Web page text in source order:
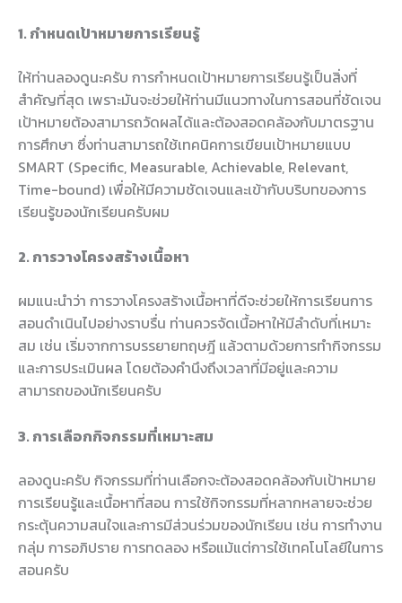
1. กำหนดเป้าหมายการเรียนรู้
ให้ท่านลองดูนะครับ การกำหนดเป้าหมายการเรียนรู้เป็นสิ่งที่
สำคัญที่สุด เพราะมันจะช่วยให้ท่านมีแนวทางในการสอนที่ชัดเจน
เป้าหมายต้องสามารถวัดผลได้และต้องสอดคล้องกับมาตรฐาน
การศึกษา ซึ่งท่านสามารถใช้เทคนิคการเขียนเป้าหมายแบบ
SMART (Specific, Measurable, Achievable, Relevant,
Time-bound) เพื่อให้มีความชัดเจนและเข้ากับบริบทของการ
เรียนรู้ของนักเรียนครับผม
2. การวางโครงสร้างเนื้อหา
ผมแนะนำว่า การวางโครงสร้างเนื้อหาที่ดีจะช่วยให้การเรียนการ
สอนดำเนินไปอย่างราบรื่น ท่านควรจัดเนื้อหาให้มีลำดับที่เหมาะ
สม เช่น เริ่มจากการบรรยายทฤษฎี แล้วตามด้วยการทำกิจกรรม
และการประเมินผล โดยต้องคำนึงถึงเวลาที่มีอยู่และความ
สามารถของนักเรียนครับ
3. การเลือกกิจกรรมที่เหมาะสม
ลองดูนะครับ กิจกรรมที่ท่านเลือกจะต้องสอดคล้องกับเป้าหมาย
การเรียนรู้และเนื้อหาที่สอน การใช้กิจกรรมที่หลากหลายจะช่วย
กระตุ้นความสนใจและการมีส่วนร่วมของนักเรียน เช่น การทำงาน
กลุ่ม การอภิปราย การทดลอง หรือแม้แต่การใช้เทคโนโลยีในการ
สอนครับ